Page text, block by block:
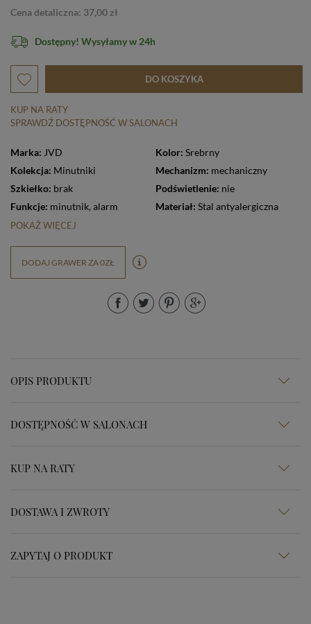
Cena detaliczna: 37,00 zł
Dostępny! Wysyłamy w 24h
DO KOSZYKA
KUP NA RATY
SPRAWDŹ DOSTĘPNOŚĆ W SALONACH
Marka: JVD Kolor: Srebrny
Kolekcja: Minutniki Mechanizm: mechaniczny
Szkiełko: brak Podświetlenie: nie
Funkcje: minutnik, alarm Materiał: Stal antyalergiczna
POKAŻ WIĘCEJ
DODAJ GRAWER ZA 0ZŁ
OPIS PRODUKTU
DOSTĘPNOŚĆ W SALONACH
KUP NA RATY
DOSTAWA I ZWROTY
ZAPYTAJ O PRODUKT